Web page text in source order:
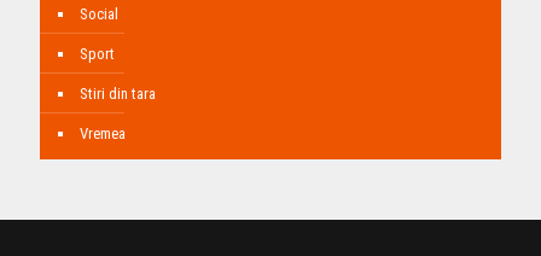
Social
Sport
Stiri din tara
Vremea